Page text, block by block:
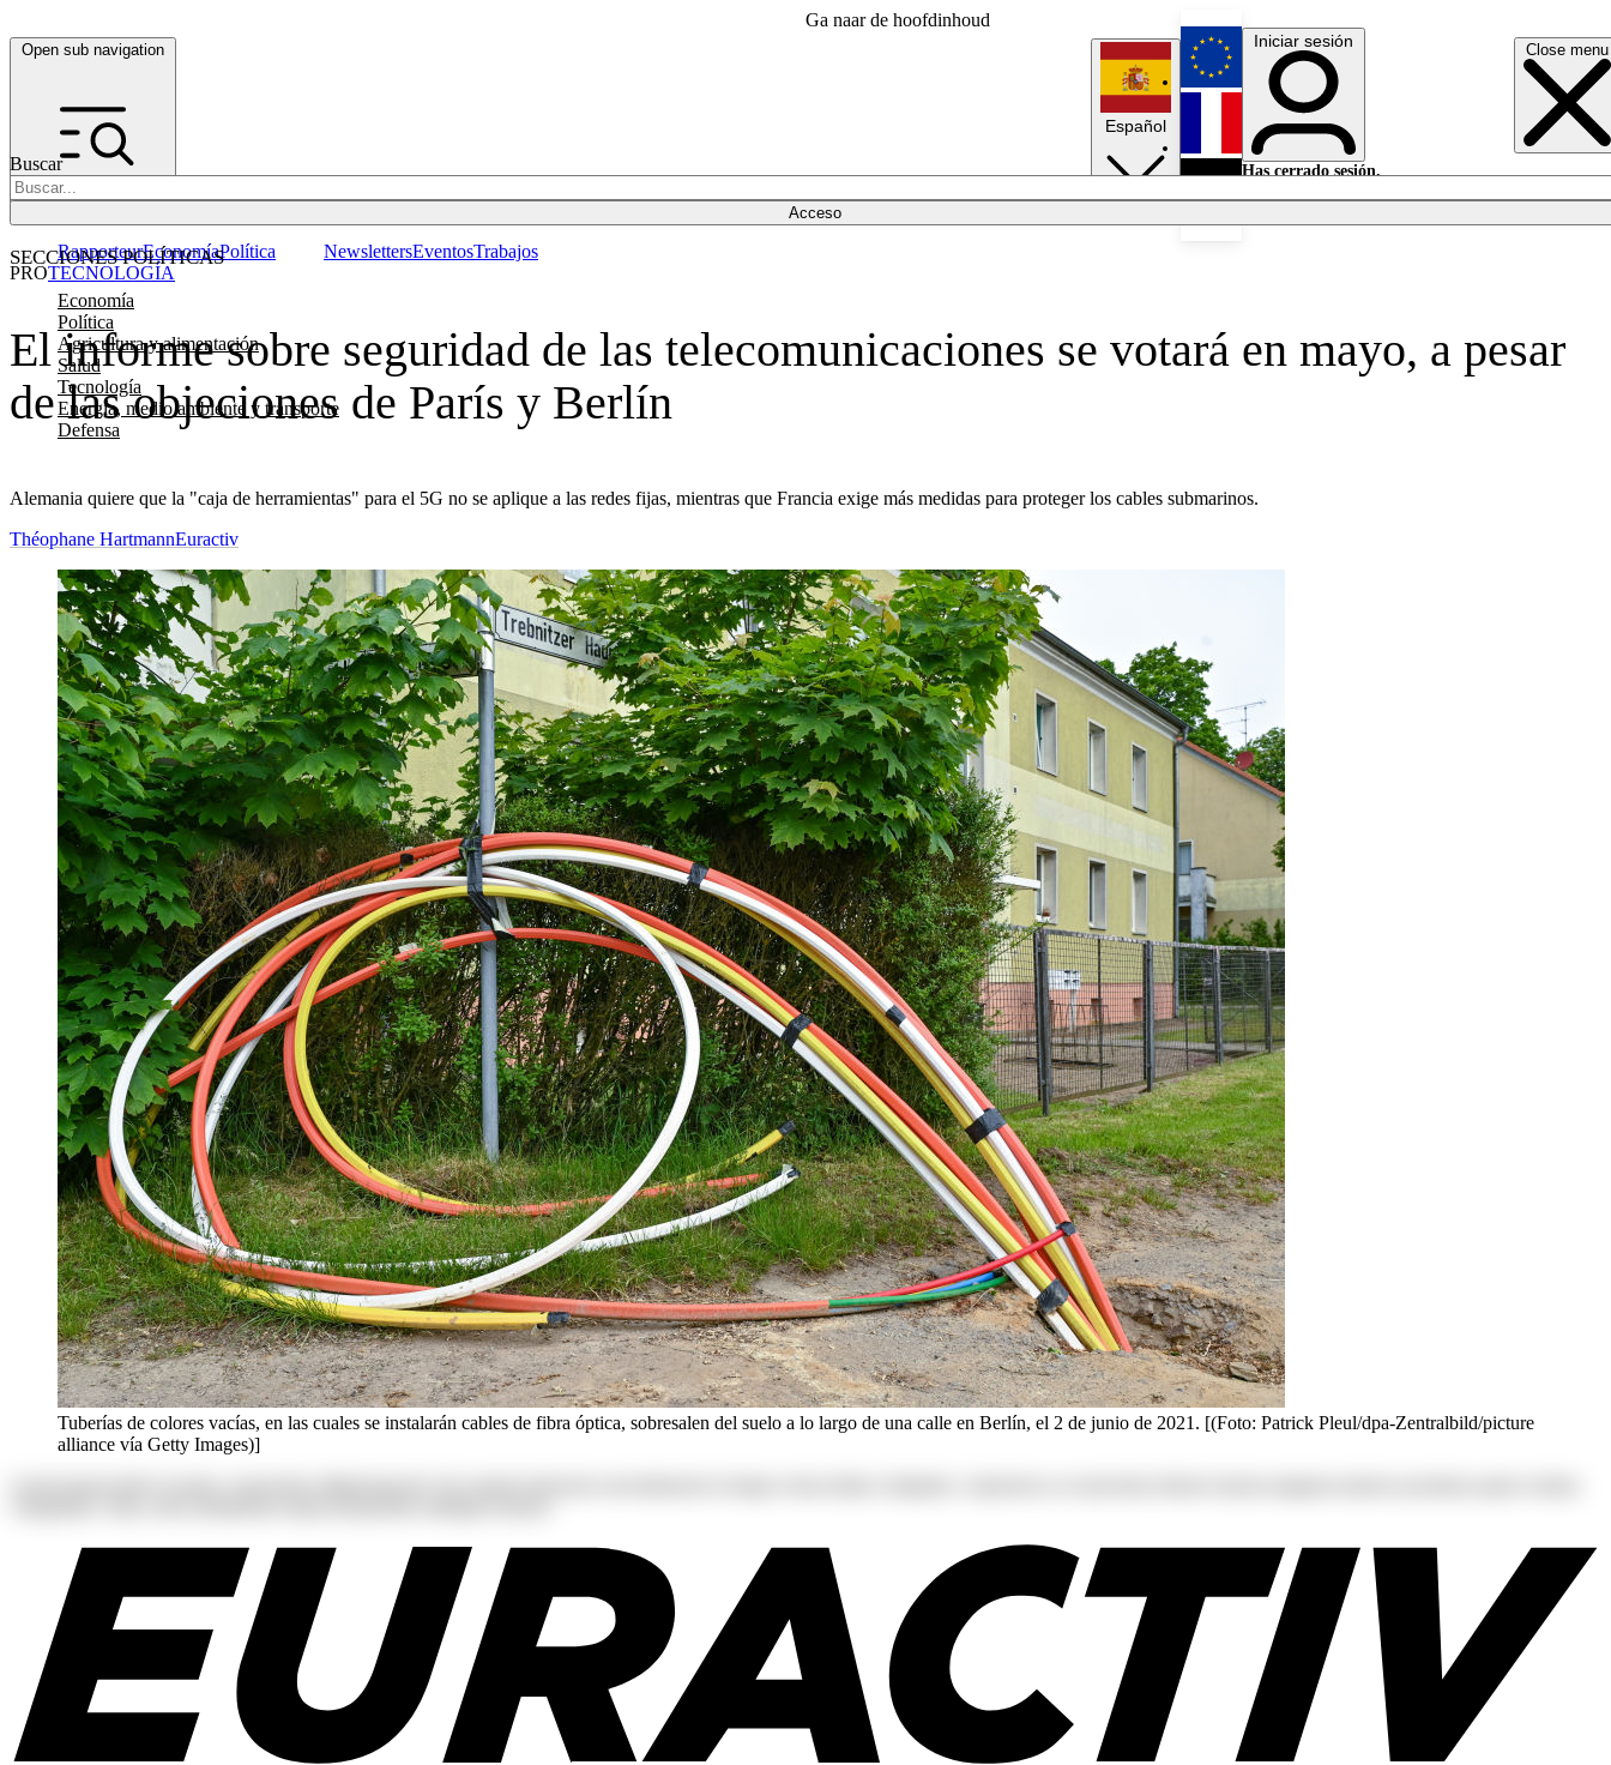
Ga naar de hoofdinhoud
Open sub navigation Close menu
Buscar
Acceso
SECCIONES POLÍTICAS
Economía
Política
Agricultura y alimentación
Salud
Tecnología
Energía, medio ambiente y transporte
Defensa
RapporteurEconomíaPolítica NewslettersEventosTrabajos
Español
English
Français
Iniciar sesión
Has cerrado sesión.
El informe sobre seguridad de las telecomunicaciones se votará en mayo, a pesar
de las objeciones de París y Berlín
Alemania quiere que la "caja de herramientas" para el 5G no se aplique a las redes fijas, mientras que Francia exige más medidas para proteger los cables submarinos.
PROTECNOLOGÍA
Théophane HartmannEuractiv
Tuberías de colores vacías, en las cuales se instalarán cables de fibra óptica, sobresalen del suelo a lo largo de una calle en Berlín, el 2 de junio de 2021. [(Foto: Patrick Pleul/dpa-Zentralbild/picture
alliance vía Getty Images)]